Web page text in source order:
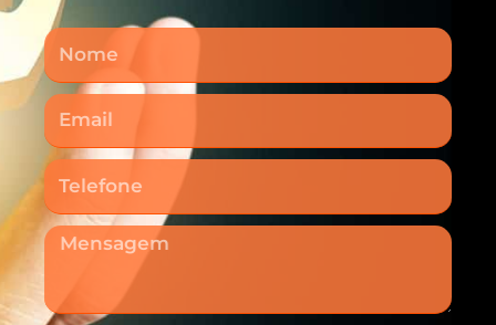
Nome
Email
Telefone
Mensagem